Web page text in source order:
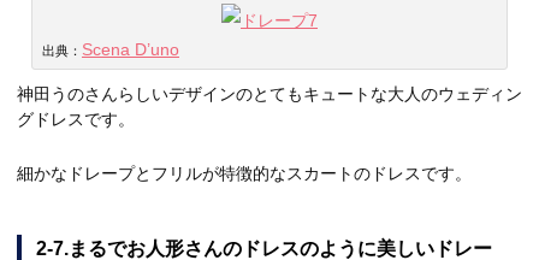
出典： Scena D’uno
神田うのさんらしいデザインのとてもキュートな大人のウェディン
グドレスです。
細かなドレープとフリルが特徴的なスカートのドレスです。
2-7.まるでお人形さんのドレスのように美しいドレー